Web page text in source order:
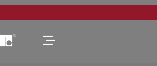
Open menu